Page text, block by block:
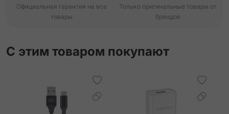
Официальная гарантия на все
товары
Только оригинальные товары от
брендов
С этим товаром покупают